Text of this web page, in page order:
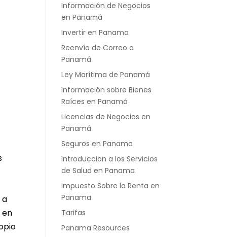
a
en
Información de Negocios
en Panamá
Invertir en Panama
Reenvío de Correo a
Panamá
Ley Marítima de Panamá
Información sobre Bienes
Raíces en Panamá
Licencias de Negocios en
Panamá
Seguros en Panama
Introduccion a los Servicios
de Salud en Panama
Impuesto Sobre la Renta en
Panama
Tarifas
Panama Resources